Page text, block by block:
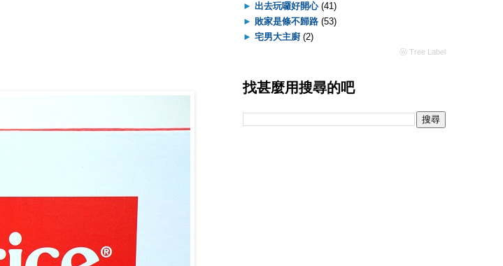
► 出去玩囉好開心 (41)
► 敗家是條不歸路 (53)
► 宅男大主廚 (2)
ⓦ Tree Label
找甚麼用搜尋的吧